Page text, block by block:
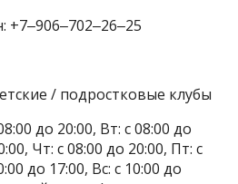
/ подростковые клубы
до 20:00, Вт: с 08:00 до
Чт: с 08:00 до 20:00, Пт: с
до 17:00, Вс: с 10:00 до